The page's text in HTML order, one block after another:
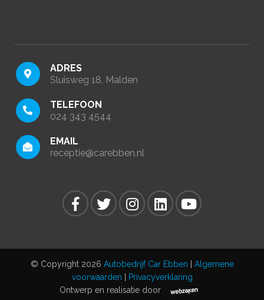
ADRES
Sluisweg 18, Malden
TELEFOON
024 343 4544
EMAIL
receptie@carebben.nl
© Copyright 2026 Autobedrijf Car Ebben
Algemene
voorwaarden
Privacyverklaring
Ontwerp en realisatie door